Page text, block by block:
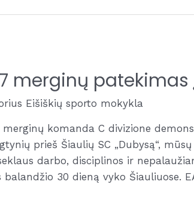
merginų
Eišiškių sporto mokykla
merginų komanda C divizione
prieš Šiaulių SC „Dubysą“,
darbo, disciplinos ir
30 dieną vyko Šiauliuose.